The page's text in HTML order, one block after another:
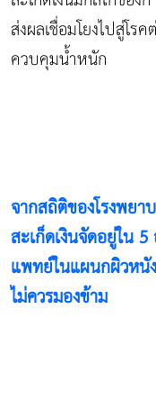
ส่งผลเชื่อมโยงไปสู่โร
ควบคุมน้ำหนัก
จากสถิติของโรงพย
สะเก็ดเงินจัดอยู่ใน
แพทย์ในแผนกผิวหนั
ไม่ควรมองข้าม